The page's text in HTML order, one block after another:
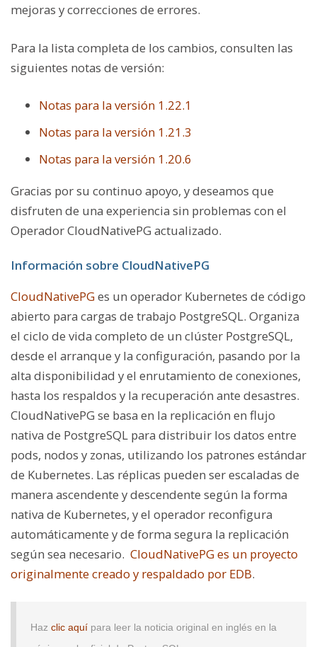
mejoras y correcciones de errores.
Para la lista completa de los cambios, consulten las
siguientes notas de versión:
Notas para la versión 1.22.1
Notas para la versión 1.21.3
Notas para la versión 1.20.6
Gracias por su continuo apoyo, y deseamos que
disfruten de una experiencia sin problemas con el
Operador CloudNativePG actualizado.
Información sobre CloudNativePG
CloudNativePGes un operador Kubernetes de código
abierto para cargas de trabajo PostgreSQL. Organiza
el ciclo de vida completo de un clúster PostgreSQL,
desde el arranque y la configuración, pasando por la
alta disponibilidad y el enrutamiento de conexiones,
hasta los respaldos y la recuperación ante desastres.
CloudNativePG se basa en la replicación en flujo
nativa de PostgreSQL para distribuir los datos entre
pods, nodos y zonas, utilizando los patrones estándar
de Kubernetes. Las réplicas pueden ser escaladas de
manera ascendente y descendente según la forma
nativa de Kubernetes, y el operador reconfigura
automáticamente y de forma segura la replicación
según sea necesario. CloudNativePG es un proyecto
originalmente creado y respaldado por EDB.
Haz clic aquí para leer la noticia original en inglés en la